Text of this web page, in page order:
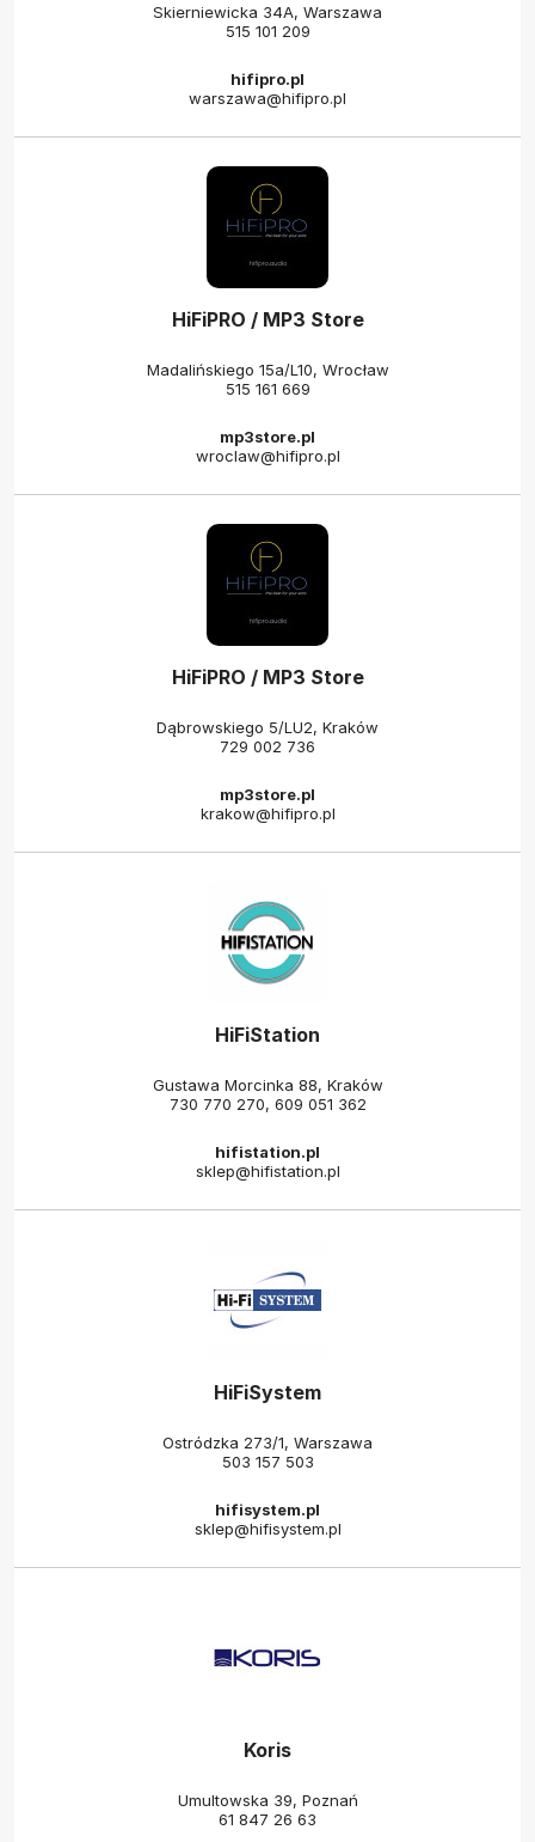
Skierniewicka 34A, Warszawa
515 101 209
hifipro.pl
warszawa@hifipro.pl
HiFiPRO / MP3 Store
Madalińskiego 15a/L10, Wrocław
515 161 669
mp3store.pl
wroclaw@hifipro.pl
HiFiPRO / MP3 Store
Dąbrowskiego 5/LU2, Kraków
729 002 736
mp3store.pl
krakow@hifipro.pl
HiFiStation
Gustawa Morcinka 88, Kraków
730 770 270, 609 051 362
hifistation.pl
sklep@hifistation.pl
HiFiSystem
Ostródzka 273/1, Warszawa
503 157 503
hifisystem.pl
sklep@hifisystem.pl
Koris
Umultowska 39, Poznań
61 847 26 63